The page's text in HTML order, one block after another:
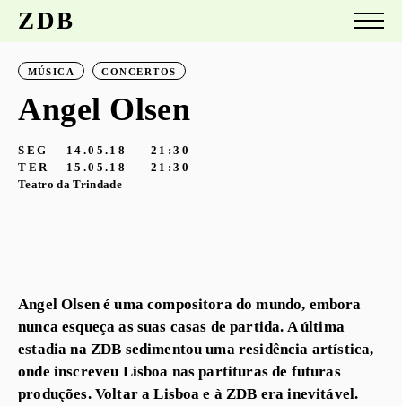
ZDB
MÚSICA CONCERTOS
Angel Olsen
SEG 14.05.18
21:30
TER
15.05.18
21:30
Teatro da Trindade
Angel Olsen é uma compositora do mundo, embora
nunca esqueça as suas casas de partida. A última
estadia na ZDB sedimentou uma residência artística,
onde inscreveu Lisboa nas partituras de futuras
produções. Voltar a Lisboa e à ZDB era inevitável.